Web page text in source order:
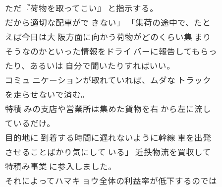
ただ『荷物を取ってこい』 と指示する。
だから適切な配車がで きない」 「集荷の途中で、たと
えば今日は大 阪方面に向かう荷物がどのくらい集 まり
そうなのかといった情報をドライ バーに報告してもらっ
たり、あるいは 自分で聞いたりすればいい。
コミュ ニケーションが取れていれば、ムダな トラック
を走らせないで済む。
特積 みの支店や営業所は集めた貨物を右 から左に流し
ているだけ。
目的地に 到着する時間に遅れないように幹線 車を出発
させることばかり気にして いる」 ――近鉄物流を買収して
特積み事業 に参入しました。
それによってハマキ ョウ全体の利益率が低下するのでは